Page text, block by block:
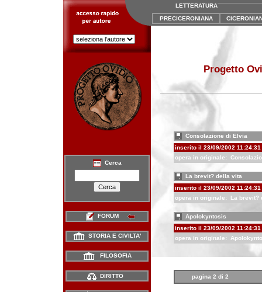
LETTERATURA
PRECICERONIANA
Cerca
FORUM
STORIA E CIVILTA'
FILOSOFIA
DIRITTO
Progetto
Consolazione di Elvia
inserito il 23/09/2002 11:24:31
opera in originale:
La brevit? della vita
inserito il 23/09/2002 11:24:31
opera in originale:
La brevit?
Apolokyntosis
inserito il 23/09/2002 11:24:31
opera in originale:
pagina 2 di 2